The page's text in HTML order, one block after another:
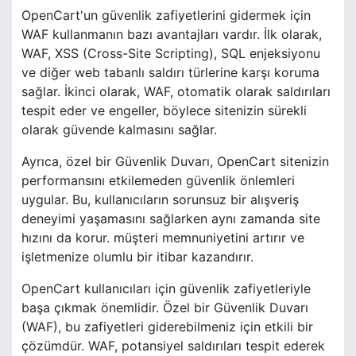
OpenCart'un güvenlik zafiyetlerini gidermek için
WAF kullanmanın bazı avantajları vardır. İlk olarak,
WAF, XSS (Cross-Site Scripting), SQL enjeksiyonu
ve diğer web tabanlı saldırı türlerine karşı koruma
sağlar. İkinci olarak, WAF, otomatik olarak saldırıları
tespit eder ve engeller, böylece sitenizin sürekli
olarak güvende kalmasını sağlar.
Ayrıca, özel bir Güvenlik Duvarı, OpenCart sitenizin
performansını etkilemeden güvenlik önlemleri
uygular. Bu, kullanıcıların sorunsuz bir alışveriş
deneyimi yaşamasını sağlarken aynı zamanda site
hızını da korur. müşteri memnuniyetini artırır ve
işletmenize olumlu bir itibar kazandırır.
OpenCart kullanıcıları için güvenlik zafiyetleriyle
başa çıkmak önemlidir. Özel bir Güvenlik Duvarı
(WAF), bu zafiyetleri giderebilmeniz için etkili bir
çözümdür. WAF, potansiyel saldırıları tespit ederek